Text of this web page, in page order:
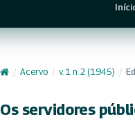
/ Acervo / v. 1 n. 2 (1945) /
Os servidores